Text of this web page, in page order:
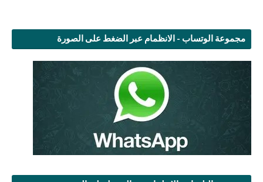
مجموعة الوتساب - الانظمام عبر الضغط على الصورة